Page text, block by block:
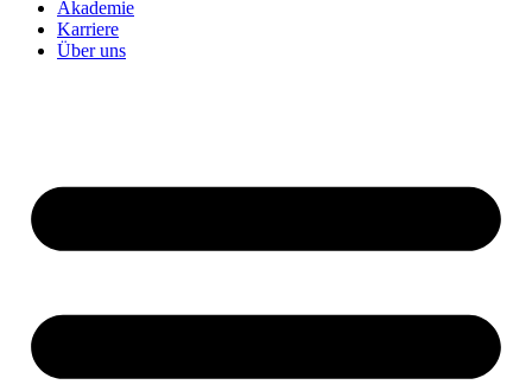
Akademie
Karriere
Über uns